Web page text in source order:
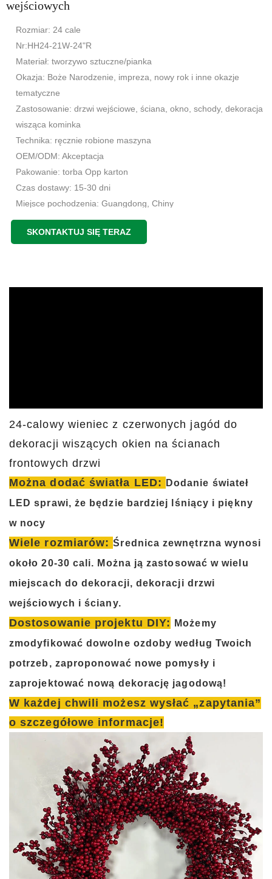
wejściowych
Rozmiar: 24 cale
Nr:HH24-21W-24"R
Materiał: tworzywo sztuczne/pianka
Okazja: Boże Narodzenie, impreza, nowy rok i inne okazje
tematyczne
Zastosowanie: drzwi wejściowe, ściana, okno, schody, dekoracja
wisząca kominka
Technika: ręcznie robione maszyna
OEM/ODM: Akceptacja
Pakowanie: torba Opp karton
Czas dostawy: 15-30 dni
Miejsce pochodzenia: Guangdong, Chiny
SKONTAKTUJ SIĘ TERAZ
24-calowy wieniec z czerwonych jagód do
dekoracji wiszących okien na ścianach
frontowych drzwi
Można dodać światła LED:
Dodanie świateł
LED sprawi, że będzie bardziej lśniący i piękny
w nocy
Wiele rozmiarów:Średnica zewnętrzna wynosi
około 20-30 cali. Można ją zastosować w wielu
miejscach do dekoracji, dekoracji drzwi
wejściowych i ściany.
Dostosowanie projektu DIY:
Możemy
zmodyfikować dowolne ozdoby według Twoich
potrzeb, zaproponować nowe pomysły i
zaprojektować nową dekorację jagodową!
W każdej chwili możesz wysłać „zapytania”
o szczegółowe informacje!